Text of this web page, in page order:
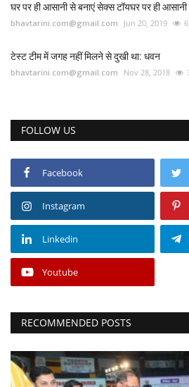
घर पर ही आसानी से बनाएं सेक्स टॉयघर पर ही
bhavtarini.com@gmail.com Jun 20, 2019
टेस्ट टीम में जगह नहीं मिलने से दुखी था: धवन
bhavtarini.com@gmail.com Nov 28, 2018
FOLLOW US
Facebook
Instagram
Linkedin
Youtube
RECOMMENDED POSTS